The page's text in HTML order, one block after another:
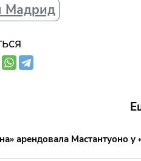
Мадрид
арендовала Мастантуоно у